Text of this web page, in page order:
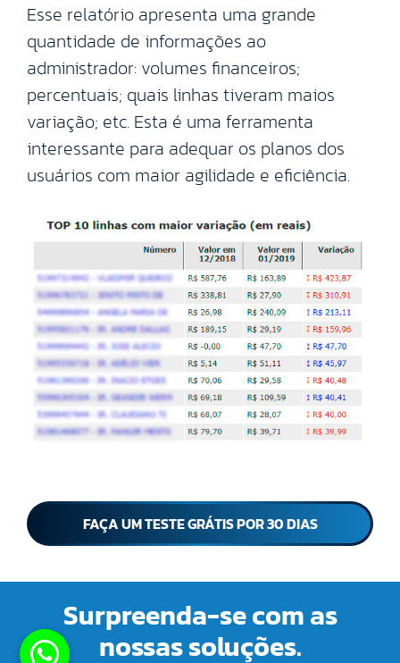
Esse relatório apresenta uma grande
quantidade de informações ao
administrador: volumes financeiros;
percentuais; quais linhas tiveram maios
variação; etc. Esta é uma ferramenta
interessante para adequar os planos dos
usuários com maior agilidade e eficiência.
FAÇA UM TESTE GRÁTIS POR 30 DIAS
Surpreenda-se com as
nossas soluções.